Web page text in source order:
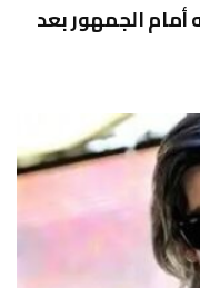
أمام الجمهور بعد